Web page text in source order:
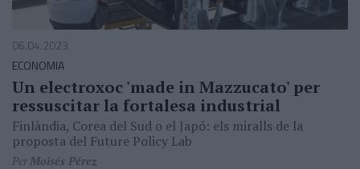
06.04.2023
ECONOMIA
Un electroxoc 'made in Mazzucato' per
ressuscitar la fortalesa industrial
Finlàndia, Corea del Sud o el Japó: els miralls de la
proposta del Future Policy Lab
PerMoisés Pérez